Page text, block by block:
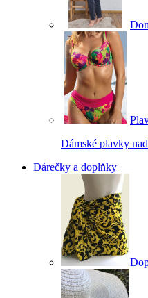
Dámské plavky
Dárečky a doplňky